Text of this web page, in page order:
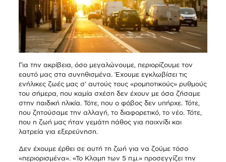
Για την ακρίβεια, όσο μεγαλώνουμε, περιορίζουμε τον
εαυτό μας στα συνηθισμένα. Έχουμε εγκλωβίσει τις
ενήλικες ζωές μας σ’ αυτούς τους «ρομποτικούς» ρυθμούς
του σήμερα, που καμία σχέση δεν έχουν με όσα ζήσαμε
στην παιδική ηλικία. Τότε, που ο φόβος δεν υπήρχε. Τότε,
που ζητούσαμε την αλλαγή, το διαφορετικό, το νέο. Τότε,
που η ζωή μας ήταν γεμάτη πάθος για παιχνίδι και
λατρεία για εξερεύνηση.
Δεν έχουμε έρθει σε αυτή τη ζωή για να ζούμε τόσο
«περιορισμένα». «Το Κλαμπ των 5 π.μ.» προσεγγίζει την